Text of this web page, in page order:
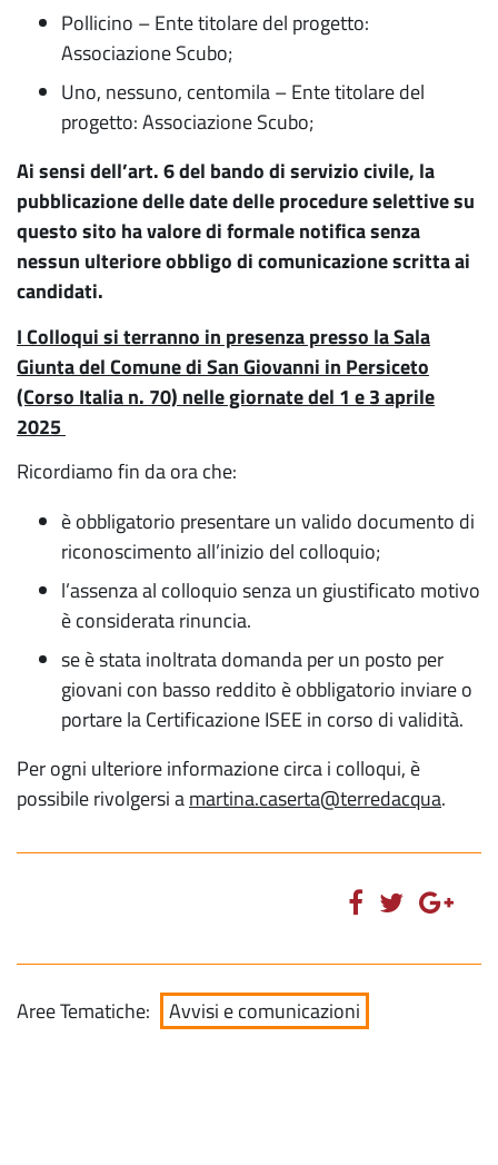
Pollicino – Ente titolare del progetto:
Associazione Scubo;
Uno, nessuno, centomila – Ente titolare del
progetto: Associazione Scubo;
Ai sensi dell’art. 6 del bando di servizio civile, la
pubblicazione delle date delle procedure selettive su
questo sito ha valore di formale notificasenza
nessun ulteriore obbligo di comunicazione scritta ai
candidati.
I Colloqui si terranno in presenza presso la Sala
Giunta del Comune di San Giovanni in Persiceto
(Corso Italia n. 70) nelle giornate del 1 e 3 aprile
2025
Ricordiamo fin da ora che:
è obbligatorio presentare un valido documento di
riconoscimento all’inizio del colloquio;
l’assenza al colloquio senza un giustificato motivo
è considerata rinuncia.
se è stata inoltrata domanda per un posto per
giovani con basso reddito è obbligatorio inviare o
portare la Certificazione ISEE in corso di validità.
Per ogni ulteriore informazione circa i colloqui, è
possibile rivolgersi amartina.caserta@terredacqua.
Aree Tematiche: Avvisi e comunicazioni